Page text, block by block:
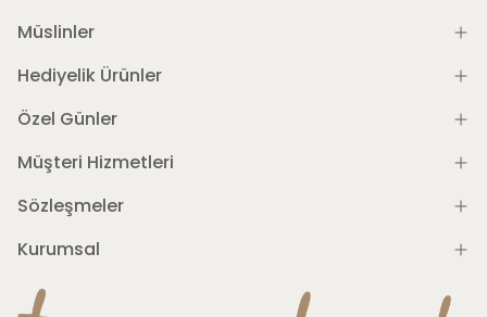
Müslinler
Hediyelik Ürünler
Özel Günler
Müşteri Hizmetleri
Sözleşmeler
Kurumsal